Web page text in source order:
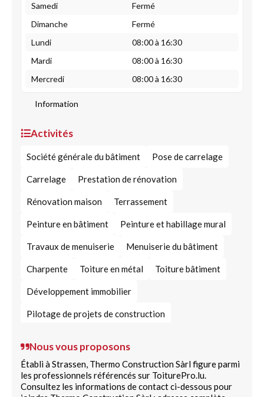
Samedi
Fermé
Dimanche
Fermé
Lundi
08:00 à 16:30
Mardi
08:00 à 16:30
Mercredi
08:00 à 16:30
Information
Activités
Société générale du bâtiment Pose de carrelage
Carrelage Prestation de rénovation
Rénovation maison Terrassement
Peinture en bâtiment Peinture et habillage mural
Travaux de menuiserie Menuiserie du bâtiment
Charpente Toiture en métal Toiture bâtiment
Développement immobilier
Pilotage de projets de construction
Nous vous proposons
Établi à Strassen, Thermo Construction Sàrl figure parmi
les professionnels référencés sur ToiturePro.lu.
Consultez les informations de contact ci-dessous pour